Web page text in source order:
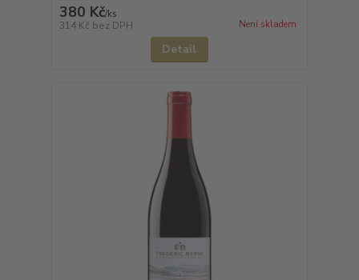
380 Kč/ks
314 Kč bez DPH Není skladem
Detail